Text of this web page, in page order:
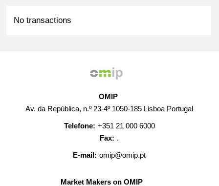
No transactions
OMIP
Av. da República, n.º 23-4º 1050-185 Lisboa Portugal
Telefone: +351 21 000 6000
Fax: .
E-mail: omip@omip.pt
Market Makers on OMIP